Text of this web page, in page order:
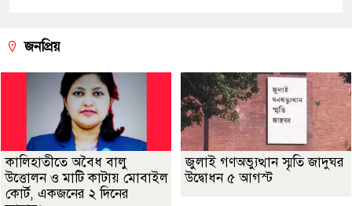
জনপ্রিয়
কালিহাতীতে অবৈধ বালু
উত্তোলন ও মাটি কাটায় মোবাইল
কোর্ট, একজনের ২ দিনের
জুলাই গণঅভ্যুত্থান স্মৃতি জাদুঘর
উদ্বোধন ৫ আগস্ট